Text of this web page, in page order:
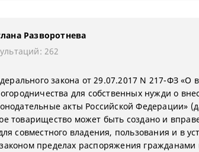
Разворотнева
262
закона от 29.07.2017 N 217-ФЗ «О
для собственных нужди о
акты Российской Федерации»
товарищество может быть создано и
совместного владения, пользования и в
пределах распоряжения